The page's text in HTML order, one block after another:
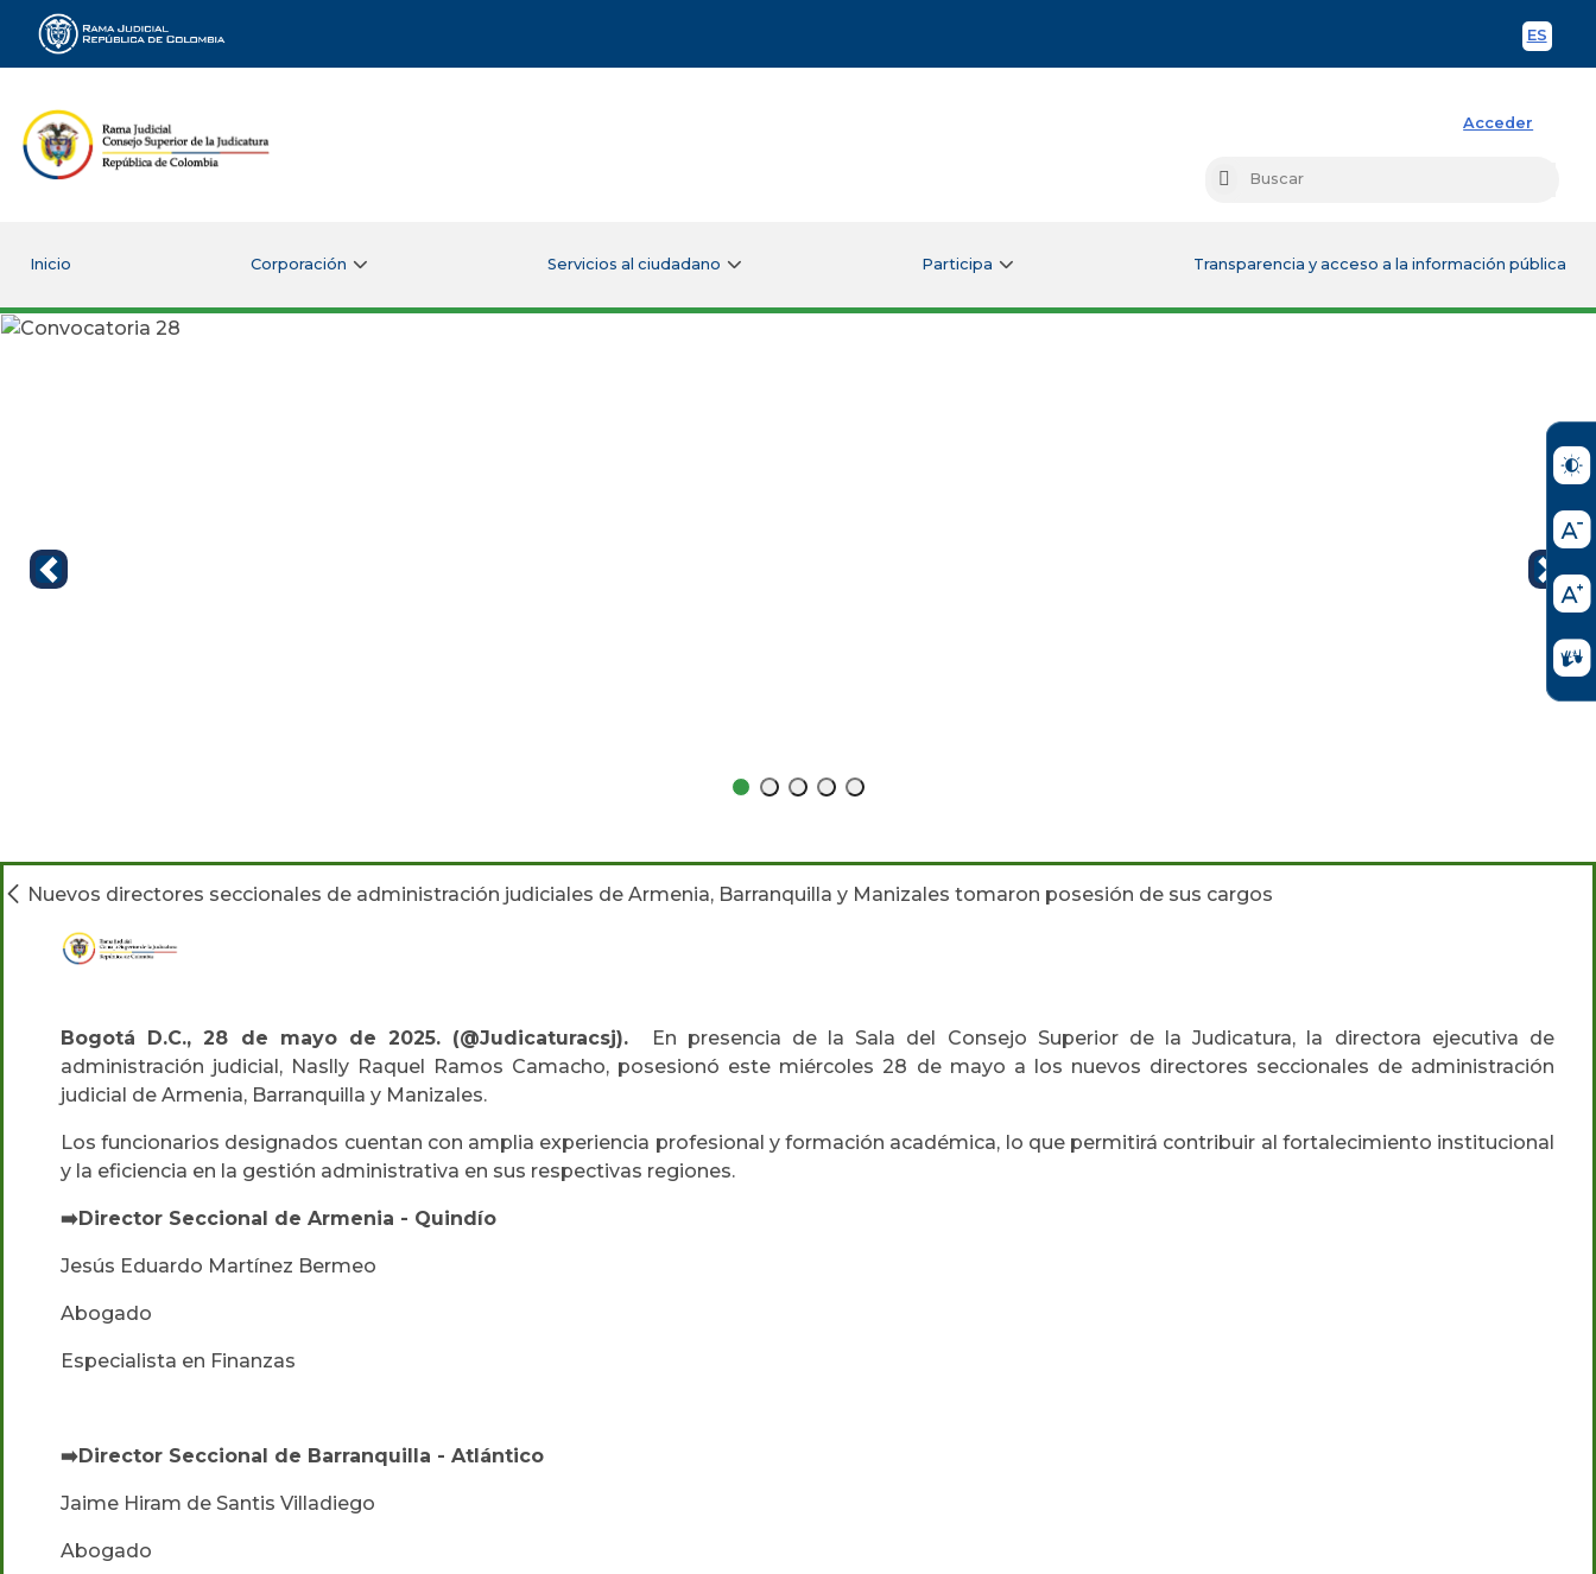
ES
Rama Judicial
Acceder
Buscar
Inicio Corporación Servicios al ciudadano Participa Transparencia y acceso a la información pública
Nuevos directores seccionales de administración judiciales de Armenia, Barranquilla y Manizales tomaron posesión de sus cargos
Bogotá D.C., 28 de mayo de 2025. (@Judicaturacsj).
En presencia de la Sala del Consejo Superior de la Judicatura, la directora ejecutiva de
administración judicial, Naslly Raquel Ramos Camacho, posesionó este miércoles 28 de mayo a los nuevos directores seccionales de administración
judicial de Armenia, Barranquilla y Manizales.
Los funcionarios designados cuentan con amplia experiencia profesional y formación académica, lo que permitirá contribuir al fortalecimiento institucional
y la eficiencia en la gestión administrativa en sus respectivas regiones.
➡️Director Seccional de Armenia - Quindío
Jesús Eduardo Martínez Bermeo
Abogado
Especialista en Finanzas
➡️Director Seccional de Barranquilla - Atlántico
Jaime Hiram de Santis Villadiego
Abogado